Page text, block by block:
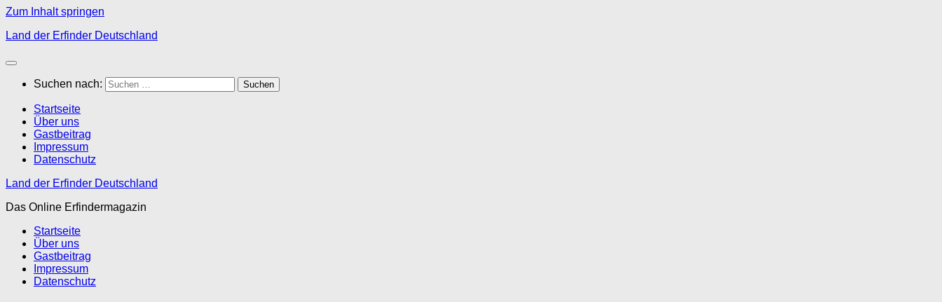
Zum Inhalt springen
Land der Erfinder Deutschland
Suchen nach:
Startseite
Über uns
Gastbeitrag
Impressum
Datenschutz
Land der Erfinder Deutschland
Das Online Erfindermagazin
Startseite
Über uns
Gastbeitrag
Impressum
Datenschutz